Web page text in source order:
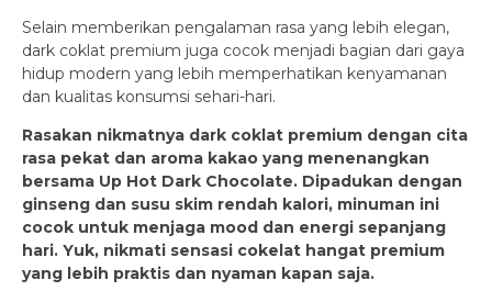
Selain memberikan pengalaman rasa yang lebih elegan,
dark coklat premium juga cocok menjadi bagian dari gaya
hidup modern yang lebih memperhatikan kenyamanan
dan kualitas konsumsi sehari-hari.
Rasakan nikmatnya dark coklat premium dengan cita
rasa pekat dan aroma kakao yang menenangkan
bersama Up Hot Dark Chocolate. Dipadukan dengan
ginseng dan susu skim rendah kalori, minuman ini
cocok untuk menjaga mood dan energi sepanjang
hari. Yuk, nikmati sensasi cokelat hangat premium
yang lebih praktis dan nyaman kapan saja.